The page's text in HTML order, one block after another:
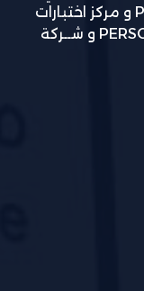
المعهد الأمريكي لإدارة المشاريع PMI و مركز اختبارات
دولـي مـعـتمـد مـن شــركة PERSON VUE و شــركة